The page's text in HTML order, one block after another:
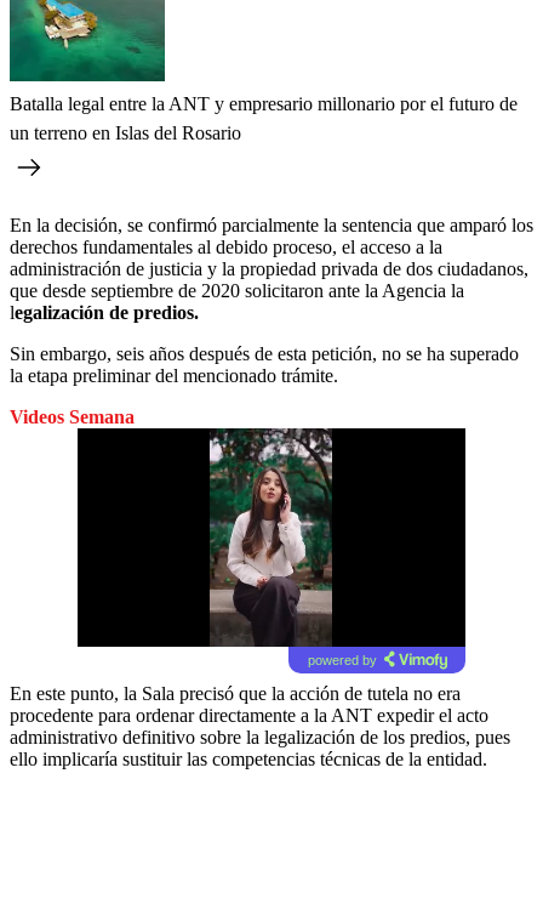
Batalla legal entre la ANT y empresario millonario por el futuro de
un terreno en Islas del Rosario
En la decisión, se confirmó parcialmente la sentencia que amparó los
derechos fundamentales al debido proceso, el acceso a la
administración de justicia y la propiedad privada de dos ciudadanos,
que desde septiembre de 2020 solicitaron ante la Agencia la
legalización de predios.
Sin embargo, seis años después de esta petición, no se ha superado
la etapa preliminar del mencionado trámite.
Videos Semana
powered by
En este punto, la Sala precisó que la acción de tutela no era
procedente para ordenar directamente a la ANT expedir el acto
administrativo definitivo sobre la legalización de los predios, pues
ello implicaría sustituir las competencias técnicas de la entidad.